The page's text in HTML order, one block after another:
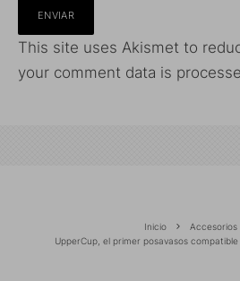
This site uses Akismet to
your comment data is
Inicio
Accesorios
UpperCup, el primer posavasos